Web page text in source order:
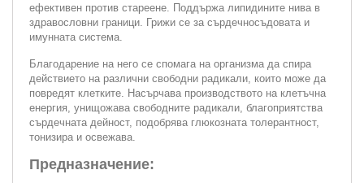
ефективен против стареене. Поддържа липидините нива в
здравословни граници. Грижи се за сърдечносъдовата и
имунната система.
Благодарение на него се спомага на организма да спира
действието на различни свободни радикали, които може да
повредят клетките. Насърчава производството на клетъчна
енергия, унищожава свободните радикали, благоприятства
сърдечната дейност, подобрява глюкозната толерантност,
тонизира и освежава.
Предназначение: